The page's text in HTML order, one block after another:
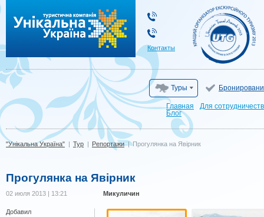
Контакты
Туры
Главная
Для
Блог
"Унікальна Україна" | Тур | Репортажи | Прогулянка на Явірник
Прогулянка на Явірник
02 июля 2013 | 13:21 Микуличин
Добавил